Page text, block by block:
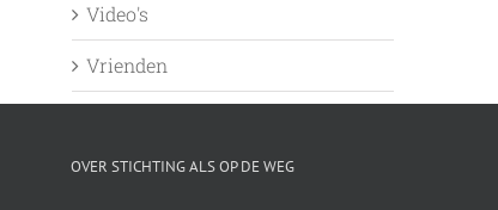
Video's
Vrienden
OVER STICHTING ALS OP DE WEG